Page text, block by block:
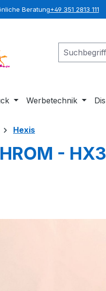
Beratung+49 351 2813 111
Werbetechnik
Hexis
-